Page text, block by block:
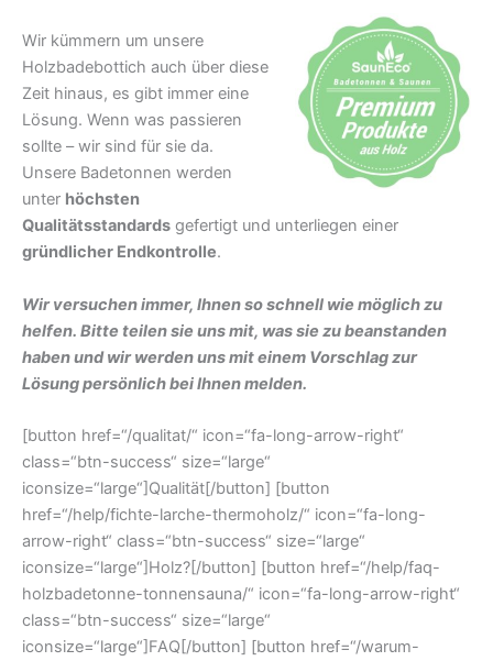
Wir kümmern um unsere
Holzbadebottich auch über diese
Zeit hinaus, es gibt immer eine
Lösung. Wenn was passieren
sollte – wir sind für sie da.
Unsere Badetonnen werden
unter höchsten
Qualitätsstandards gefertigt und unterliegen einer
gründlicher Endkontrolle.
Wir versuchen immer, Ihnen so schnell wie möglich zu
helfen. Bitte teilen sie uns mit, was sie zu beanstanden
haben und wir werden uns mit einem Vorschlag zur
Lösung persönlich bei Ihnen melden.
[button href=“/qualitat/“ icon=“fa-long-arrow-right“
class=“btn-success“ size=“large“
iconsize=“large“]Qualität[/button] [button
href=“/help/fichte-larche-thermoholz/“ icon=“fa-long-
arrow-right“ class=“btn-success“ size=“large“
iconsize=“large“]Holz?[/button] [button href=“/help/faq-
holzbadetonne-tonnensauna/“ icon=“fa-long-arrow-right“
class=“btn-success“ size=“large“
iconsize=“large“]FAQ[/button] [button href=“/warum-